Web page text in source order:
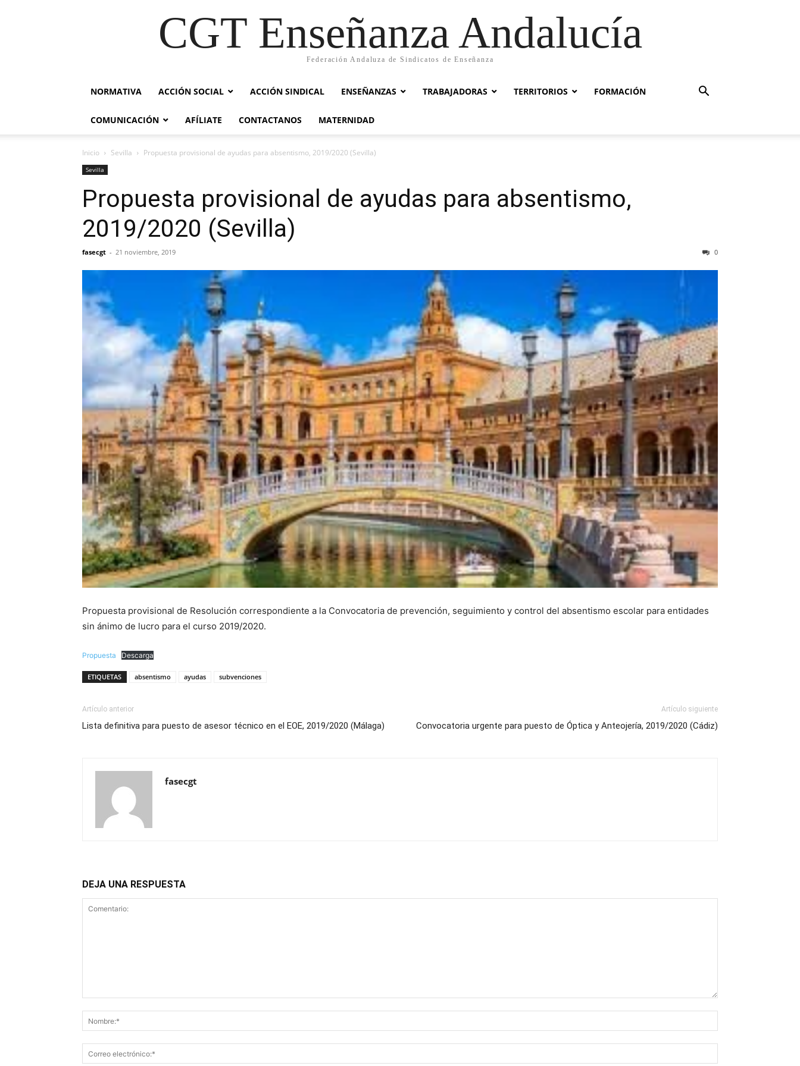
CGT Enseñanza Andalucía
Federación Andaluza de Sindicatos de Enseñanza
NORMATIVA ACCIÓN SOCIAL ACCIÓN SINDICAL ENSEÑANZAS TRABAJADORAS TERRITORIOS FORMACIÓN
COMUNICACIÓN AFÍLIATE CONTACTANOS MATERNIDAD
Inicio Sevilla Propuesta provisional de ayudas para absentismo, 2019/2020 (Sevilla)
Sevilla
Propuesta provisional de ayudas para absentismo,
2019/2020 (Sevilla)
fasecgt - 21 noviembre, 2019 0
Propuesta provisional de Resolución correspondiente a la Convocatoria de prevención, seguimiento y control del absentismo escolar para entidades
sin ánimo de lucro para el curso 2019/2020.
Propuesta Descarga
ETIQUETAS absentismo ayudas subvenciones
Artículo anterior
Lista definitiva para puesto de asesor técnico en el EOE, 2019/2020 (Málaga)
Artículo siguiente
Convocatoria urgente para puesto de Óptica y Anteojería, 2019/2020 (Cádiz)
fasecgt
DEJA UNA RESPUESTA